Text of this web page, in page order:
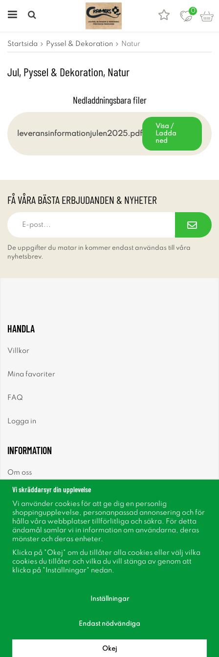
0
Startsida Pyssel & Dekoration Natur
Jul, Pyssel & Dekoration, Natur
Nedladdningsbara filer
leveransinformationjulen2025.pdf
Visa /
Ladda
ned
FÅ VÅRA BÄSTA ERBJUDANDEN & NYHETER
De uppgifter du matar in kommer endast användas till våra
nyhetsbrev.
HANDLA
Villkor
Mina favoriter
FAQ
Logga in
INFORMATION
Om oss
Nyhetsbrev
Om cookies
Inspiration
Bli medlem i vår kundklubb!
Vi skräddarsyr din upplevelse
Vi använder cookies för att ge dig en personlig
shoppingupplevelse, personanpassad annonsering och för
hålla våra webbplatser tillförlitliga och säkra. För detta
ändamål samlar vi in information om användarna, deras
mönster och deras enheter.
Klicka på "Okej" om du tillåter alla cookies eller välj vilka
cookies du tillåter och vilka du vill stänga av genom att
klicka på "Inställningar" nedan.
Inställningar
Endast nödvändiga
Okej